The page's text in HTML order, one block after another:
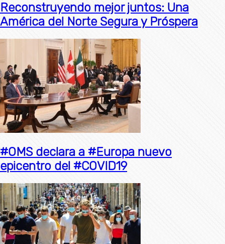
Reconstruyendo mejor juntos: Una
América del Norte Segura y Próspera
#OMS declara a #Europa nuevo
epicentro del #COVID19